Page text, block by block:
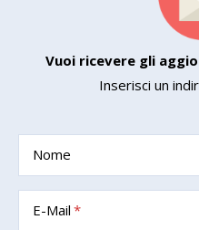
Vuoi ricevere gli
Inserisci un
Nome
E-Mail